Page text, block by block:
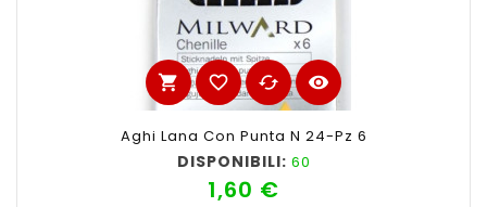
shopping_cart favorite_border cached visibility
Aghi Lana Con Punta N 24-Pz 6
DISPONIBILI: 60
1,60 €